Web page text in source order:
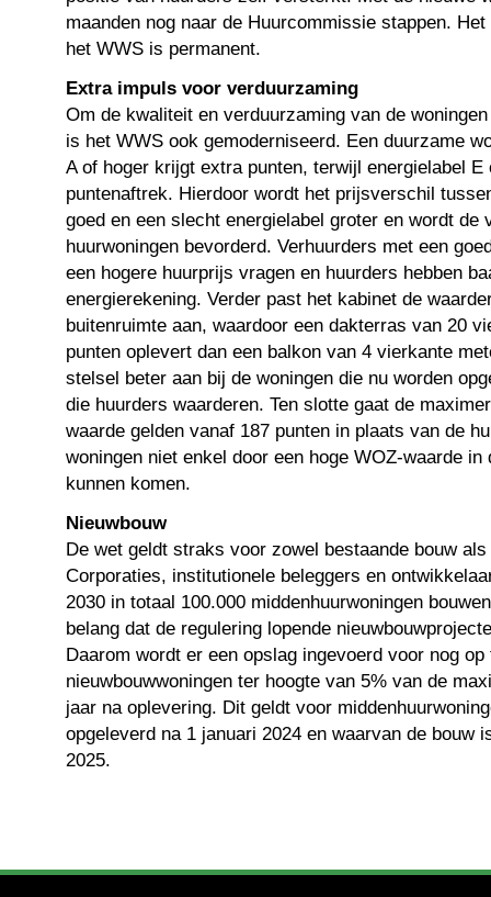
maanden nog naar de Huurcommissie stappen.
het WWS is permanent.
Extra impuls voor verduurzaming
Om de kwaliteit en verduurzaming van de
is het WWS ook gemoderniseerd. Een duurzame
A of hoger krijgt extra punten, terwijl energielabel
puntenaftrek. Hierdoor wordt het prijsverschil
goed en een slecht energielabel groter en wordt de
huurwoningen bevorderd. Verhuurders met een
een hogere huurprijs vragen en huurders hebben
energierekening. Verder past het kabinet de
buitenruimte aan, waardoor een dakterras van 20
punten oplevert dan een balkon van 4 vierkante
stelsel beter aan bij de woningen die nu worden
die huurders waarderen. Ten slotte gaat de
waarde gelden vanaf 187 punten in plaats van de
woningen niet enkel door een hoge WOZ-waarde
kunnen komen.
Nieuwbouw
De wet geldt straks voor zowel bestaande bouw als
Corporaties, institutionele beleggers en
2030 in totaal 100.000 middenhuurwoningen
belang dat de regulering lopende
Daarom wordt er een opslag ingevoerd voor nog op
nieuwbouwwoningen ter hoogte van 5% van de
jaar na oplevering. Dit geldt voor
opgeleverd na 1 januari 2024 en waarvan de bouw
2025.